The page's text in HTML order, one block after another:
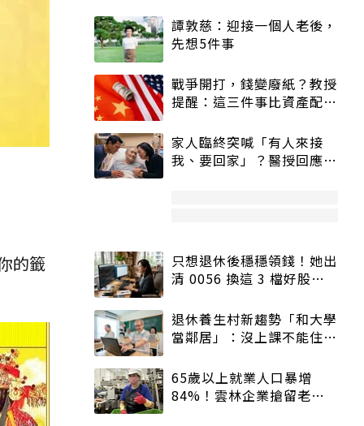
的籤
譚敦慈：迎接一個人老後，
先想5件事
戰爭開打，錢變廢紙？教授
提醒：這三件事比資產配置
家人臨終突喊「有人來接
我、要回家」？醫授回應方
只想退休後穩穩領錢！她出
清 0056 換這 3 檔好股：
退休養生村新趨勢「和大學
當鄰居」：沒上課不能住、
65歲以上就業人口暴增
84%！雲林企業搶留老員